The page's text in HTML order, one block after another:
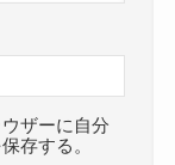
ザーに自分
存する。